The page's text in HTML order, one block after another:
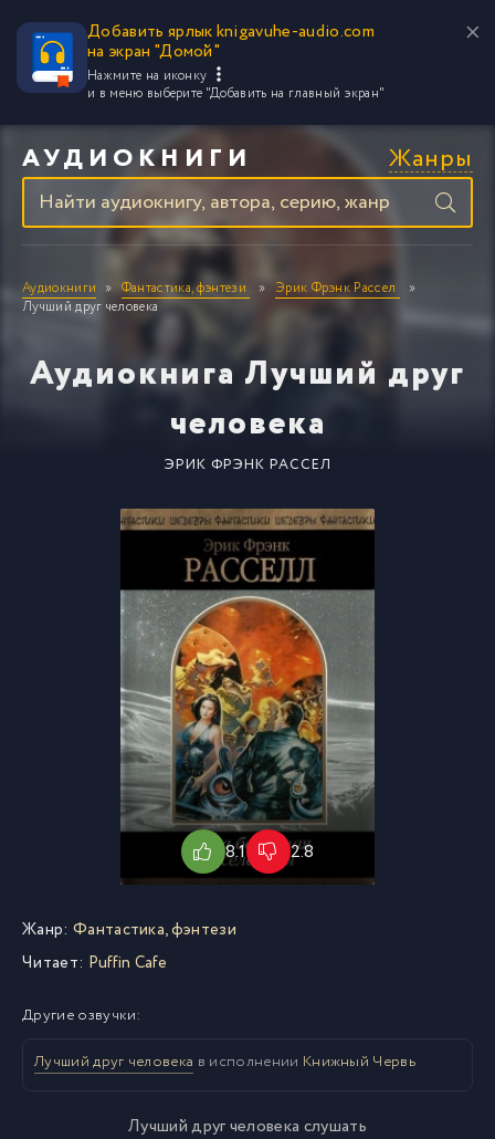
Добавить ярлык knigavuhe-audio.com
на экран "Домой"
Нажмите на иконку
и в меню выберите "Добавить на главный экран"
АУДИОКНИГИ Жанры
Аудиокниги Фантастика, фэнтези
Эрик Фрэнк Рассел
Лучший друг человека
Аудиокнига Лучший друг
человека
ЭРИК ФРЭНК РАССЕЛ
8.1 2.8
Жанр: Фантастика, фэнтези
Читает: Puffin Cafe
Другие озвучки:
Лучший друг человека в исполнении Книжный Червь
Лучший друг человека слушать